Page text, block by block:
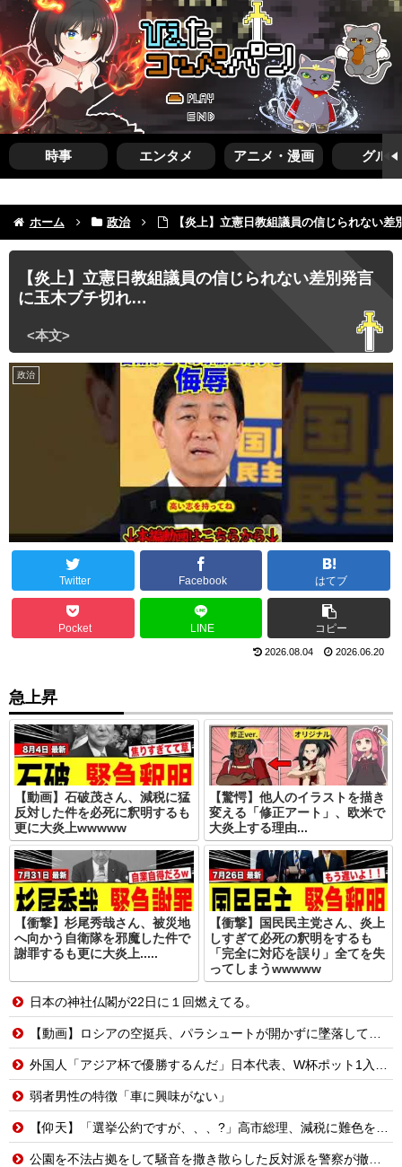
時事 エンタメ アニメ・漫画 グルメ
ホーム 政治 【炎上】立憲日教組議員の信じられない
【炎上】立憲日教組議員の信じられない差別発言
に玉木ブチ切れ…
政治
Twitter Facebook はてブ
Pocket LINE コピー
2026.08.04 2026.06.20
急上昇
【動画】石破茂さん、減税に猛
反対した件を必死に釈明するも
更に大炎上wwwww
【驚愕】他人のイラストを描き
変える「修正アート」、欧米で
大炎上する理由...
【衝撃】杉尾秀哉さん、被災地
へ向かう自衛隊を邪魔した件で
謝罪するも更に大炎上.....
【衝撃】国民民主党さん、炎上
しすぎて必死の釈明をするも
「完全に対応を誤り」全てを失
ってしまうwwwww
日本の神社仏閣が22日に１回燃えてる。
【動画】ロシアの空挺兵、パラシュートが開かずに墜落してしまう。
外国人「アジア杯で優勝するんだ」日本代表、W杯ポット1入りに現実味!?2030大会で出場枠「64」なら追い風に！アメリカ人もポット1争いに熱視線！【海外の反応】
弱者男性の特徴「車に興味がない」
【仰天】「選挙公約ですが、、、?」高市総理、減税に難色を示し続ける玉木代表らを「煽りまくるwwwww」
公園を不法占拠をして騒音を撒き散らした反対派を警察が撤去しました！